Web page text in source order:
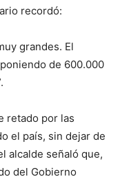
recordó:
grandes. El
de 600.000
retado por las
el país, sin dejar de
alcalde señaló que,
del Gobierno